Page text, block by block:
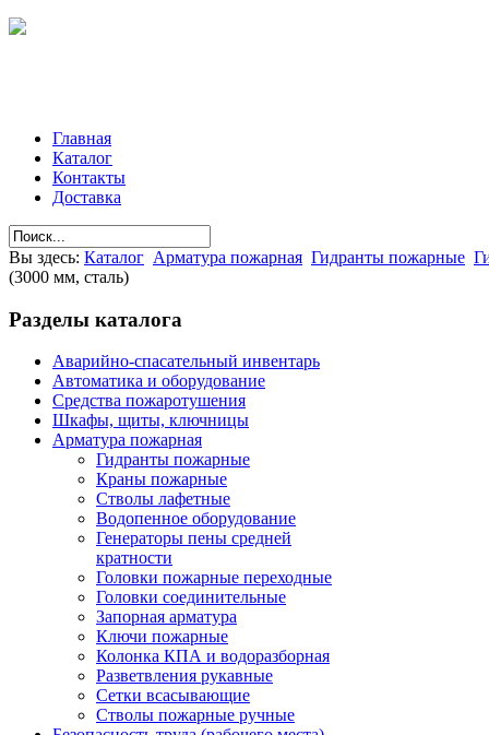
Главная
Каталог
Контакты
Доставка
Вы здесь: Каталог Арматура пожарная Гидранты пожарные
(3000 мм, сталь)
Разделы каталога
Аварийно-спасательный инвентарь
Автоматика и оборудование
Средства пожаротушения
Шкафы, щиты, ключницы
Арматура пожарная
Гидранты пожарные
Краны пожарные
Стволы лафетные
Водопенное оборудование
Генераторы пены средней
кратности
Головки пожарные переходные
Головки соединительные
Запорная арматура
Ключи пожарные
Колонка КПА и водоразборная
Разветвления рукавные
Сетки всасывающие
Стволы пожарные ручные